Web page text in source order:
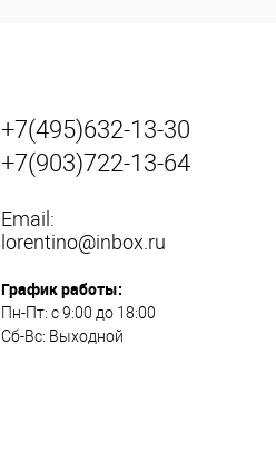
+7(495)632-13-30
+7(903)722-13-64
Email:
lorentino@inbox.ru
График работы:
Пн-Пт: с 9:00 до 18:00
Сб-Вс: Выходной